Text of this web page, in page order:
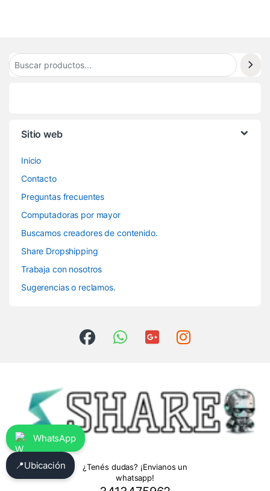
5
Sitio web
Inicio
Contacto
Preguntas frecuentes
Computadoras por mayor
Buscamos creadores de contenido.
Share Dropshipping
Trabaja con nosotros
Sugerencias o reclamos.
¿Tenés dudas? ¡Envianos un
whatsapp!
WhatsApp
📍Ubicación